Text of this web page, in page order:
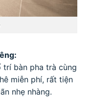
bàn pha trà cùng
miễn phí, rất tiện
nhẹ nhàng.